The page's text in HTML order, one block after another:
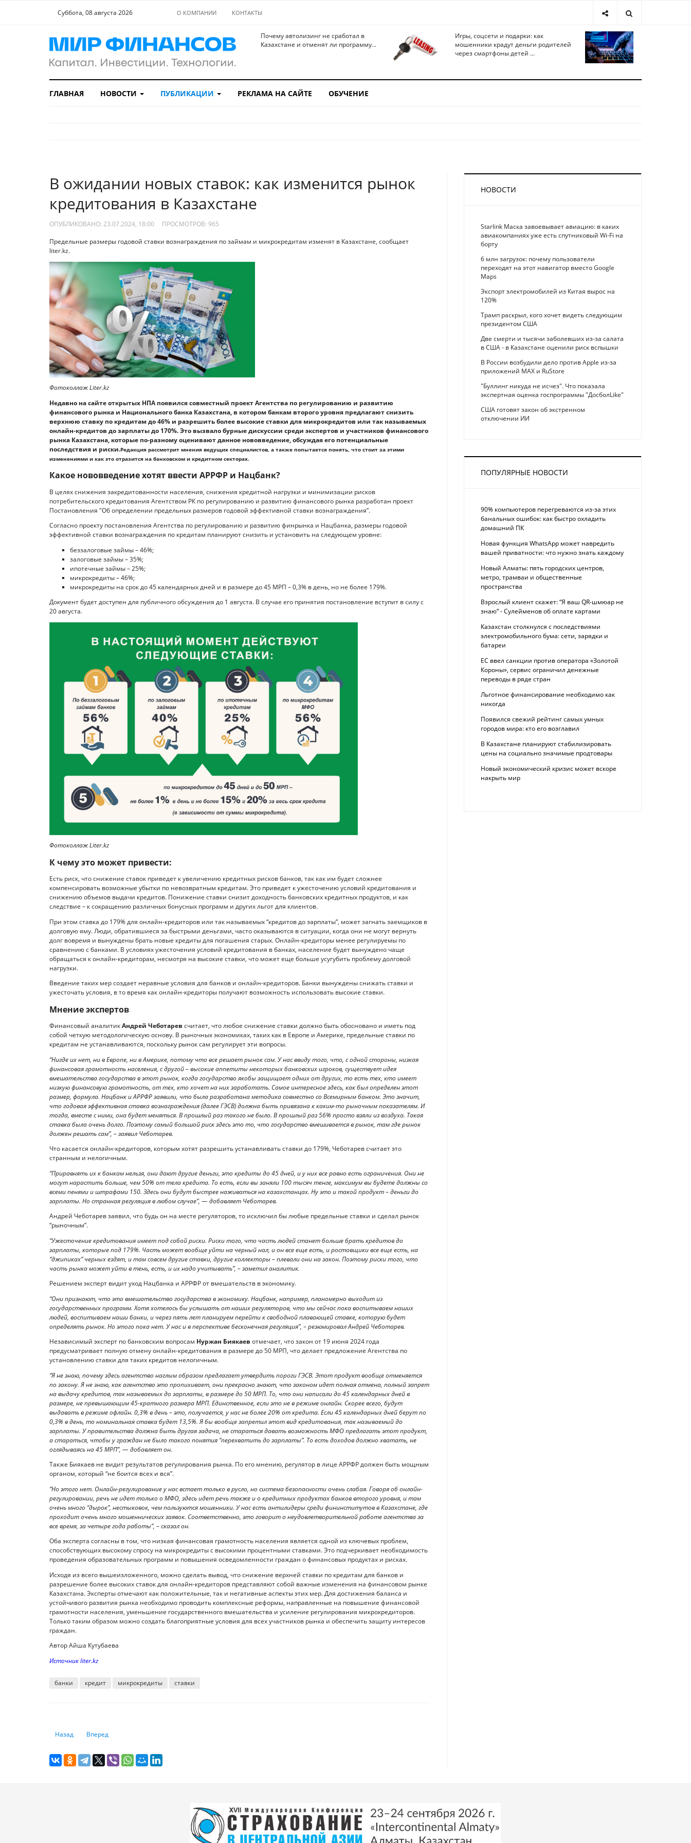
Суббота, 08 августа 2026 О КОМПАНИИ КОНТАКТЫ
Почему автолизинг не сработал в
Казахстане и отменят ли программу...
Игры, соцсети и подарки: как
мошенники крадут деньги родителей
через смартфоны детей ...
ГЛАВНАЯ НОВОСТИ ПУБЛИКАЦИИ РЕКЛАМА НА САЙТЕ ОБУЧЕНИЕ
В ожидании новых ставок: как изменится рынок
кредитования в Казахстане
ОПУБЛИКОВАНО: 23.07.2024, 18:00 ПРОСМОТРОВ: 965
Предельные размеры годовой ставки вознаграждения по займам и микрокредитам изменят в Казахстане, сообщает
liter.kz.
Фотоколлаж Liter.kz
Недавно на сайте открытых НПА появился совместный проект Агентства по регулированию и развитию
финансового рынка и Национального банка Казахстана, в котором банкам второго уровня предлагают снизить
верхнюю ставку по кредитам до 46% и разрешить более высокие ставки для микрокредитов или так называемых
онлайн-кредитов до зарплаты до 170%. Это вызвало бурные дискуссии среди экспертов и участников финансового
рынка Казахстана, которые по-разному оценивают данное нововведение, обсуждая его потенциальные
последствия и риски.Редакция рассмотрит мнения ведущих специалистов, а также попытается понять, что стоит за этими
изменениями и как это отразится на банковском и кредитном секторах.
Какое нововведение хотят ввести АРРФР и Нацбанк?
В целях снижения закредитованности населения, снижения кредитной нагрузки и минимизации рисков
потребительского кредитования Агентством РК по регулированию и развитию финансового рынка разработан проект
Постановления "Об определении предельных размеров годовой эффективной ставки вознаграждения”.
Согласно проекту постановления Агентства по регулированию и развитию финрынка и Нацбанка, размеры годовой
эффективной ставки вознаграждения по кредитам планируют снизить и установить на следующем уровне:
беззалоговые займы – 46%;
залоговые займы – 35%;
ипотечные займы – 25%;
микрокредиты – 46%;
микрокредиты на срок до 45 календарных дней и в размере до 45 МРП – 0,3% в день, но не более 179%.
Документ будет доступен для публичного обсуждения до 1 августа. В случае его принятия постановление вступит в силу с
20 августа.
Фотоколлаж Liter.kz
К чему это может привести:
Есть риск, что снижение ставок приведет к увеличению кредитных рисков банков, так как им будет сложнее
компенсировать возможные убытки по невозвратным кредитам. Это приведет к ужесточению условий кредитования и
снижению объемов выдачи кредитов. Понижение ставки снизит доходность банковских кредитных продуктов, и как
следствие – к сокращению различных бонусных программ и других льгот для клиентов.
При этом ставка до 179% для онлайн-кредиторов или так называемых “кредитов до зарплаты”, может загнать заемщиков в
долговую яму. Люди, обратившиеся за быстрыми деньгами, часто оказываются в ситуации, когда они не могут вернуть
долг вовремя и вынуждены брать новые кредиты для погашения старых. Онлайн-кредиторы менее регулируемы по
сравнению с банками. В условиях ужесточения условий кредитования в банках, население будет вынуждено чаще
обращаться к онлайн-кредиторам, несмотря на высокие ставки, что может еще больше усугубить проблему долговой
нагрузки.
Введение таких мер создает неравные условия для банков и онлайн-кредиторов. Банки вынуждены снижать ставки и
ужесточать условия, в то время как онлайн-кредиторы получают возможность использовать высокие ставки.
Мнение экспертов
Финансовый аналитикАндрей Чеботарев считает, что любое снижение ставки должно быть обосновано и иметь под
собой четкую методологическую основу. В рыночных экономиках, таких как в Европе и Америке, предельные ставки по
кредитам не устанавливаются, поскольку рынок сам регулирует эти вопросы.
“Нигде их нет, ни в Европе, ни в Америке, потому что все решает рынок сам. У нас ввиду того, что, с одной стороны, низкая
финансовая грамотность населения, с другой – высокие аппетиты некоторых банковских игроков, существует идея
вмешательства государства в этот рынок, когда государство якобы защищает одних от других, то есть тех, кто имеет
низкую финансовую грамотность, от тех, кто хочет на них заработать. Самое интересное здесь, как был определен этот
размер, формула. Нацбанк и АРРФР заявили, что была разработана методика совместно со Всемирным банком. Это значит,
что годовая эффективная ставка вознаграждения (далее ГЭСВ) должна быть привязана к каким-то рыночным показателям. И
тогда, вместе с ними, она будет меняться. В прошлый раз такого не было. В прошлый раз 56% просто взяли из воздуха. Такая
ставка была очень долго. Поэтому самый большой риск здесь это то, что государство вмешивается в рынок, там где рынок
должен решать сам”, – заявил Чеботарев.
Что касается онлайн-кредиторов, которым хотят разрешить устанавливать ставки до 179%, Чеботарев считает это
странным и нелогичным.
“Приравнять их к банкам нельзя, они дают другие деньги, это кредиты до 45 дней, и у них все равно есть ограничения. Они не
могут нарастить больше, чем 50% от тела кредита. То есть, если вы заняли 100 тысяч тенге, максимум вы будете должны со
всеми пенями и штрафами 150. Здесь они будут быстрее наживаться на казахстанцах. Ну это и такой продукт – деньги до
зарплаты. Но странная регуляция в любом случае”, — добавляет Чеботарев.
Андрей Чеботарев заявил, что будь он на месте регуляторов, то исключил бы любые предельные ставки и сделал рынок
“рыночным”.
“Ужесточение кредитования имеет под собой риски. Риски того, что часть людей станет больше брать кредитов до
зарплаты, которые под 179%. Часть может вообще уйти на черный нал, и он все еще есть, и ростовщики все еще есть, на
“джипиках” черных ездят, и там совсем другие ставки, другие коллекторы – плевали они на закон. Поэтому риски того, что
часть рынка может уйти в тень, есть, и их надо учитывать”, – заметил аналитик.
Решением эксперт видит уход Нацбанка и АРРФР от вмешательств в экономику.
“Они признают, что это вмешательство государства в экономику. Нацбанк, например, планомерно выходит из
государственных программ. Хотя хотелось бы услышать от наших регуляторов, что мы сейчас пока воспитываем наших
людей, воспитываем наши банки, и через пять лет планируем перейти к свободной плавающей ставке, которую будет
определять рынок. Но этого пока нет. У нас и в перспективе бесконечная регуляция”, – резюмировал Андрей Чеботарев.
Независимый эксперт по банковским вопросам Нуржан Биякаев отмечает, что закон от 19 июня 2024 года
предусматривает полную отмену онлайн-кредитования в размере до 50 МРП, что делает предложение Агентства по
установлению ставки для таких кредитов нелогичным.
“Я не знаю, почему здесь агентство наглым образом предлагает утвердить пороги ГЭСВ. Этот продукт вообще отменяется
по закону. Я не знаю, как агентство это пропихивает, они прекрасно знают, что законом идет полная отмена, полный запрет
на выдачу кредитов, так называемых до зарплаты, в размере до 50 МРП. То, что они написали до 45 календарных дней в
размере, не превышающим 45-кратного размера МРП. Единственное, если это не в режиме онлайн. Скорее всего, будут
выдавать в режиме офлайн. 0,3% в день – это, получается, у нас не более 20% от кредита. Если 45 календарных дней берут по
0,3% в день, то номинальная ставка будет 13,5%. Я бы вообще запретил этот вид кредитования, так называемый до
зарплаты. У правительства должна быть другая задача, не стараться давать возможность МФО предлагать этот продукт,
а стараться, чтобы у граждан не было такого понятия “перехватить до зарплаты”. То есть доходов должно хватать, не
оглядываясь на 45 МРП”, — добавляет он.
Также Биякаев не видит результатов регулирования рынка. По его мнению, регулятор в лице АРРФР должен быть мощным
органом, который “не боится всех и вся”.
“Но этого нет. Онлайн-регулирование у нас встает только в русло, но система безопасности очень слабая. Говоря об онлайн-
регулировании, речь не идет только о МФО, здесь идет речь также и о кредитных продуктах банков второго уровня, и там
очень много “дырок”, нестыковок, чем пользуются мошенники. У нас есть антилидеры среди фининститутов в Казахстане, где
проходит очень много мошеннических заявок. Соответственно, это говорит о неудовлетворительной работе агентства за
все время, за четыре года работы”, – сказал он.
Оба эксперта согласны в том, что низкая финансовая грамотность населения является одной из ключевых проблем,
способствующих высокому спросу на микрокредиты с высокими процентными ставками. Это подчеркивает необходимость
проведения образовательных программ и повышения осведомленности граждан о финансовых продуктах и рисках.
Исходя из всего вышеизложенного, можно сделать вывод, что снижение верхней ставки по кредитам для банков и
разрешение более высоких ставок для онлайн-кредиторов представляют собой важные изменения на финансовом рынке
Казахстана. Эксперты отмечают как положительные, так и негативные аспекты этих мер. Для достижения баланса и
устойчивого развития рынка необходимо проводить комплексные реформы, направленные на повышение финансовой
грамотности населения, уменьшение государственного вмешательства и усиление регулирования микрокредиторов.
Только таким образом можно создать благоприятные условия для всех участников рынка и обеспечить защиту интересов
граждан.
Автор Айша Кутубаева
Источник liter.kz
банки кредит микрокредиты ставки
Предыдущий: Экспорт вырос, импорт сократился: как изменился внешнеторговый оборот Казахстана в первой половине года
Назад Следующий: Уход за пенсионером: как получить компенсацию и пенсионные баллы
Вперед
НОВОСТИ
Starlink Маска завоевывает авиацию: в каких
авиакомпаниях уже есть спутниковый Wi-Fi на
борту
6 млн загрузок: почему пользователи
переходят на этот навигатор вместо Google
Maps
Экспорт электромобилей из Китая вырос на
120%
Трамп раскрыл, кого хочет видеть следующим
президентом США
Две смерти и тысячи заболевших из-за салата
в США - в Казахстане оценили риск вспышки
В России возбудили дело против Apple из-за
приложений MAX и RuStore
"Буллинг никуда не исчез". Что показала
экспертная оценка госпрограммы "ДосболLike"
США готовят закон об экстренном
отключении ИИ
ПОПУЛЯРНЫЕ НОВОСТИ
90% компьютеров перегреваются из-за этих
банальных ошибок: как быстро охладить
домашний ПК
Новая функция WhatsApp может навредить
вашей приватности: что нужно знать каждому
Новый Алматы: пять городских центров,
метро, трамваи и общественные
пространства
Взрослый клиент скажет: “Я ваш QR-шмюар не
знаю“ - Сулейменов об оплате картами
Казахстан столкнулся с последствиями
электромобильного бума: сети, зарядки и
батареи
ЕС ввел санкции против оператора «Золотой
Короны», сервис ограничил денежные
переводы в ряде стран
Льготное финансирование необходимо как
никогда
Появился свежий рейтинг самых умных
городов мира: кто его возглавил
В Казахстане планируют стабилизировать
цены на социально значимые продтовары
Новый экономический кризис может вскоре
накрыть мир